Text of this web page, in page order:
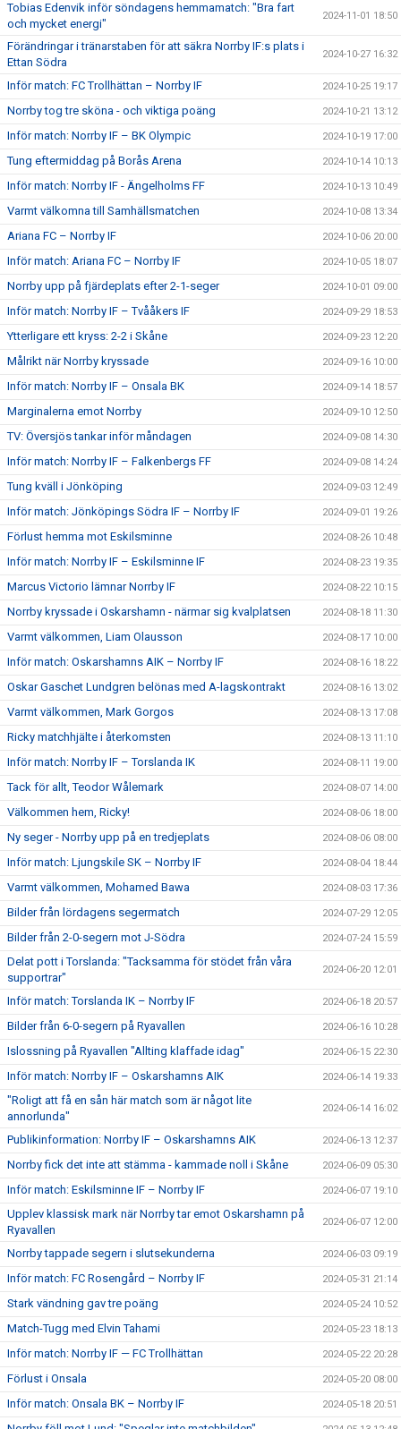
Tobias Edenvik inför söndagens hemmamatch: "Bra fart
och mycket energi"
2024-11-01 18:50
Förändringar i tränarstaben för att säkra Norrby IF:s plats i
Ettan Södra
2024-10-27 16:32
Inför match: FC Trollhättan – Norrby IF 2024-10-25 19:17
Norrby tog tre sköna - och viktiga poäng 2024-10-21 13:12
Inför match: Norrby IF – BK Olympic 2024-10-19 17:00
Tung eftermiddag på Borås Arena 2024-10-14 10:13
Inför match: Norrby IF - Ängelholms FF 2024-10-13 10:49
Varmt välkomna till Samhällsmatchen 2024-10-08 13:34
Ariana FC – Norrby IF 2024-10-06 20:00
Inför match: Ariana FC – Norrby IF 2024-10-05 18:07
Norrby upp på fjärdeplats efter 2-1-seger 2024-10-01 09:00
Inför match: Norrby IF – Tvååkers IF 2024-09-29 18:53
Ytterligare ett kryss: 2-2 i Skåne 2024-09-23 12:20
Målrikt när Norrby kryssade 2024-09-16 10:00
Inför match: Norrby IF – Onsala BK 2024-09-14 18:57
Marginalerna emot Norrby 2024-09-10 12:50
TV: Översjös tankar inför måndagen 2024-09-08 14:30
Inför match: Norrby IF – Falkenbergs FF 2024-09-08 14:24
Tung kväll i Jönköping 2024-09-03 12:49
Inför match: Jönköpings Södra IF – Norrby IF 2024-09-01 19:26
Förlust hemma mot Eskilsminne 2024-08-26 10:48
Inför match: Norrby IF – Eskilsminne IF 2024-08-23 19:35
Marcus Victorio lämnar Norrby IF 2024-08-22 10:15
Norrby kryssade i Oskarshamn - närmar sig kvalplatsen 2024-08-18 11:30
Varmt välkommen, Liam Olausson 2024-08-17 10:00
Inför match: Oskarshamns AIK – Norrby IF 2024-08-16 18:22
Oskar Gaschet Lundgren belönas med A-lagskontrakt 2024-08-16 13:02
Varmt välkommen, Mark Gorgos 2024-08-13 17:08
Ricky matchhjälte i återkomsten 2024-08-13 11:10
Inför match: Norrby IF – Torslanda IK 2024-08-11 19:00
Tack för allt, Teodor Wålemark 2024-08-07 14:00
Välkommen hem, Ricky! 2024-08-06 18:00
Ny seger - Norrby upp på en tredjeplats 2024-08-06 08:00
Inför match: Ljungskile SK – Norrby IF 2024-08-04 18:44
Varmt välkommen, Mohamed Bawa 2024-08-03 17:36
Bilder från lördagens segermatch 2024-07-29 12:05
Bilder från 2-0-segern mot J-Södra 2024-07-24 15:59
Delat pott i Torslanda: "Tacksamma för stödet från våra
supportrar"
2024-06-20 12:01
Inför match: Torslanda IK – Norrby IF 2024-06-18 20:57
Bilder från 6-0-segern på Ryavallen 2024-06-16 10:28
Islossning på Ryavallen "Allting klaffade idag" 2024-06-15 22:30
Inför match: Norrby IF – Oskarshamns AIK 2024-06-14 19:33
"Roligt att få en sån här match som är något lite
annorlunda"
2024-06-14 16:02
Publikinformation: Norrby IF – Oskarshamns AIK 2024-06-13 12:37
Norrby fick det inte att stämma - kammade noll i Skåne 2024-06-09 05:30
Inför match: Eskilsminne IF – Norrby IF 2024-06-07 19:10
Upplev klassisk mark när Norrby tar emot Oskarshamn på
Ryavallen
2024-06-07 12:00
Norrby tappade segern i slutsekunderna 2024-06-03 09:19
Inför match: FC Rosengård – Norrby IF 2024-05-31 21:14
Stark vändning gav tre poäng 2024-05-24 10:52
Match-Tugg med Elvin Tahami 2024-05-23 18:13
Inför match: Norrby IF — FC Trollhättan 2024-05-22 20:28
Förlust i Onsala 2024-05-20 08:00
Inför match: Onsala BK – Norrby IF 2024-05-18 20:51